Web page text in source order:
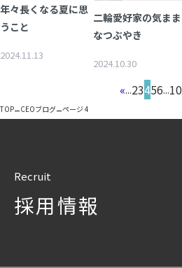
年々長くなる夏に思
うこと
2024.11.13
二輪愛好家の気まま
なつぶやき
2024.10.30
«...23456...10
TOP–CEOブログ–ページ 4
Recruit
採用情報